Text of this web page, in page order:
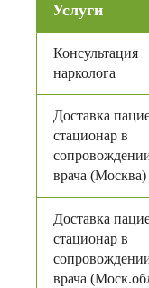
Услуги
Консультация
нарколога
Доставка
стационар в
врача (Москва)
Доставка
стационар в
врача